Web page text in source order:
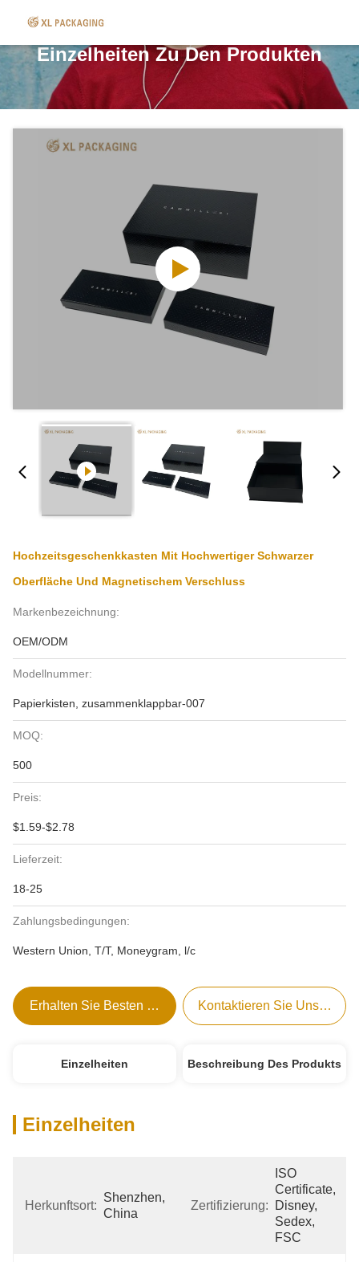
Einzelheiten Zu Den Produkten
Hochzeitsgeschenkkasten Mit Hochwertiger Schwarzer
Oberfläche Und Magnetischem Verschluss
Markenbezeichnung:
OEM/ODM
Modellnummer:
Papierkisten, zusammenklappbar-007
MOQ:
500
Preis:
$1.59-$2.78
Lieferzeit:
18-25
Zahlungsbedingungen:
Western Union, T/T, Moneygram, l/c
Erhalten Sie Besten Preis Kontaktieren Sie Uns Jetzt
Einzelheiten Beschreibung Des Produkts
Einzelheiten
Herkunftsort:
Shenzhen,
China
Zertifizierung:
ISO
Certificate,
Disney,
Sedex,
FSC